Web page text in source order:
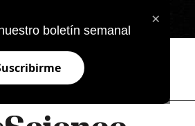
×
boletín semanal